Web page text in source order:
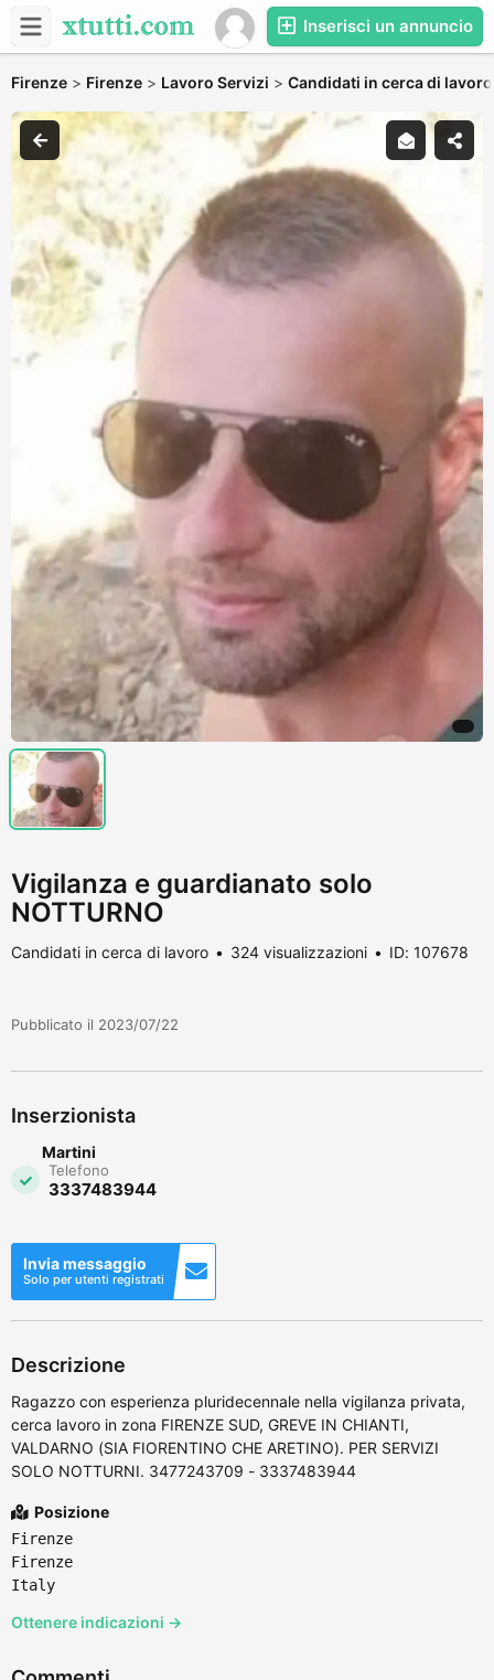
Inserisci un annuncio
Firenze > Firenze > Lavoro Servizi > Candidati in cerca di lavoro
Vigilanza e guardianato solo
NOTTURNO
Candidati in cerca di lavoro 324 visualizzazioni ID: 107678
Pubblicato il 2023/07/22
Inserzionista
Martini
Telefono
3337483944
Invia messaggio
Solo per utenti registrati
Descrizione
Ragazzo con esperienza pluridecennale nella vigilanza privata,
cerca lavoro in zona FIRENZE SUD, GREVE IN CHIANTI,
VALDARNO (SIA FIORENTINO CHE ARETINO). PER SERVIZI
SOLO NOTTURNI. 3477243709 - 3337483944
Posizione
Firenze
Firenze
Italy
Ottenere indicazioni →